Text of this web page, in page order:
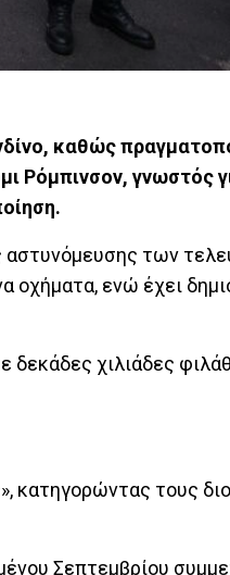
καθώς
Ρόμπινσον, γνωστός
αστυνόμευσης των
οχήματα, ενώ έχει
δεκάδες χιλιάδες
κατηγορώντας τους
Σεπτεμβρίου